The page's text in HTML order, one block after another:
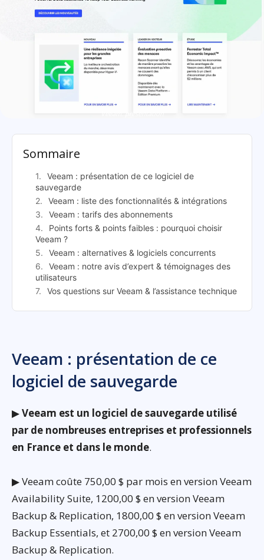
Sommaire
Veeam : présentation de ce logiciel de
sauvegarde
Veeam : liste des fonctionnalités & intégrations
Veeam : tarifs des abonnements
Points forts & points faibles : pourquoi choisir
Veeam ?
Veeam : alternatives & logiciels concurrents
Veeam : notre avis d’expert & témoignages des
utilisateurs
Vos questions sur Veeam & l’assistance technique
Veeam : présentation de ce
logiciel de sauvegarde
▶Veeam est un logiciel de sauvegarde utilisé
par de nombreuses entreprises et professionnels
en France et dans le monde.
▶ Veeam coûte 750,00 $ par mois en version Veeam
Availability Suite, 1200,00 $ en version Veeam
Backup & Replication, 1800,00 $ en version Veeam
Backup Essentials, et 2700,00 $ en version Veeam
Backup & Replication.